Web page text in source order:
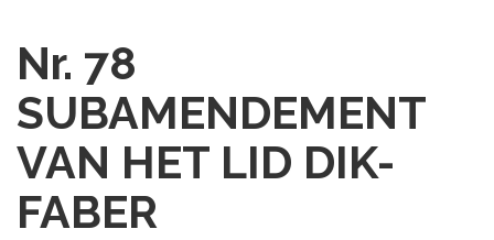
Nr. 78
SUBAMENDEMENT
VAN HET LID DIK-
FABER